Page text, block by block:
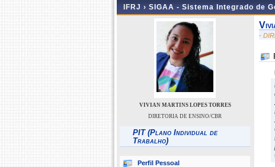
IFRJ › SIGAA - Sistema Integrado de
VIVIAN MARTINS LOPES TORRES
DIRETORIA DE ENSINO/CBR
PIT (Plano Individual de
Trabalho)
Perfil Pessoal
-